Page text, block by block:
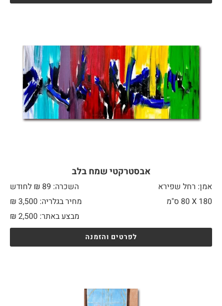
אבסטרקטי שמח בלב
אמן: רחל שפירא
השכרה: 89 ₪ לחודש
180 X
מחיר בגלריה: 3,500 ₪
מבצע באתר:
₪ 2,500
לפרטים והזמנה